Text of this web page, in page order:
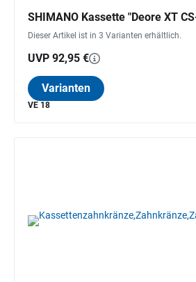
SHIMANO Kassette "Deore XT
Dieser Artikel ist in 3 Varianten erhältlich.
UVP 92,95 €
Varianten
VE 18